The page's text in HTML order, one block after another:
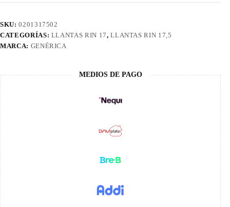
SKU:0201317502
CATEGORÍAS: LLANTAS RIN 17,LLANTAS RIN 17,5
MARCA: GENÉRICA
MEDIOS DE PAGO